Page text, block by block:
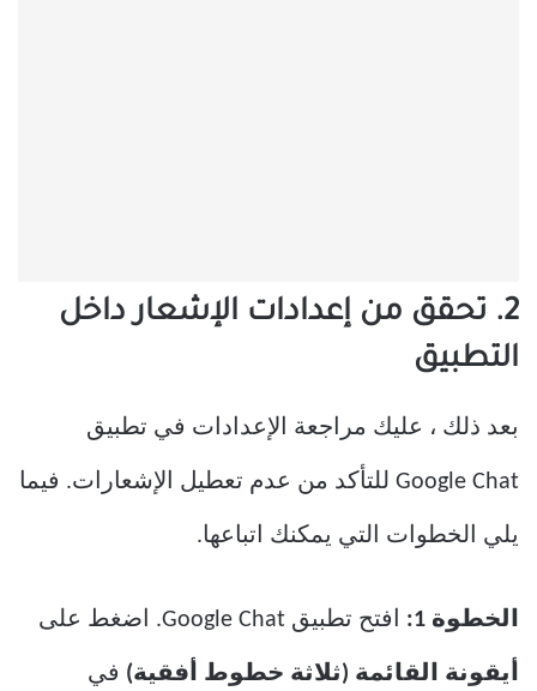
2. تحقق من إعدادات الإشعار داخل
التطبيق
بعد ذلك ، عليك مراجعة الإعدادات في تطبيق
Google Chat للتأكد من عدم تعطيل الإشعارات. فيما
يلي الخطوات التي يمكنك اتباعها.
الخطوة 1: افتح تطبيق Google Chat. اضغط على
أيقونة القائمة (ثلاثة خطوط أفقية) في